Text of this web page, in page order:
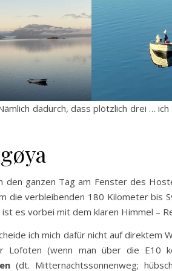
dadurch, dass plötzlich drei …
den ganzen Tag am Fenster des
die verbleibenden 180 Kilometer bis
es vorbei mit dem klaren Himmel –
ich mich dafür nicht auf direktem
Lofoten (wenn man über die E10
(dt. Mitternachtssonnenweg;